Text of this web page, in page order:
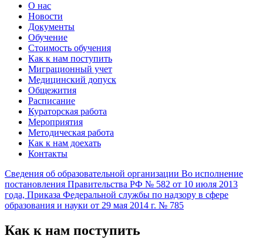
О нас
Новости
Документы
Обучение
Стоимость обучения
Как к нам поступить
Миграционный учет
Медицинский допуск
Общежития
Расписание
Кураторская работа
Мероприятия
Методическая работа
Как к нам доехать
Контакты
Сведения об образовательной организации Во исполнение
постановления Правительства РФ № 582 от 10 июля 2013
года, Приказа Федеральной службы по надзору в сфере
образования и науки от 29 мая 2014 г. № 785
Как к нам поступить